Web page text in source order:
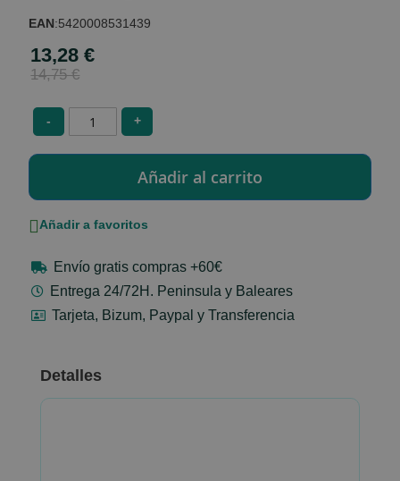
EAN:5420008531439
Special
Price
13,28 €
14,75 €
- +
Añadir a favoritos
Envío gratis compras +60€
Entrega 24/72H. Peninsula y Baleares
Tarjeta, Bizum, Paypal y Transferencia
Detalles